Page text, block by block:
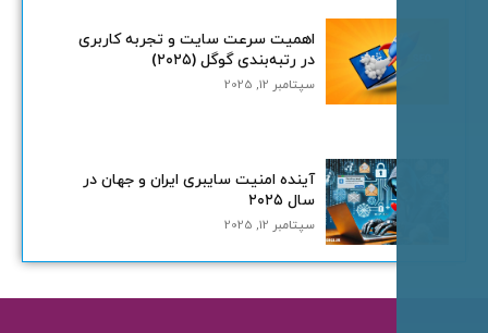
اهمیت سرعت سایت و تجربه کاربری
در رتبه‌بندی گوگل (۲۰۲۵)
سپتامبر 12, 2025
آینده امنیت سایبری ایران و جهان در
سال ۲۰۲۵
سپتامبر 12, 2025